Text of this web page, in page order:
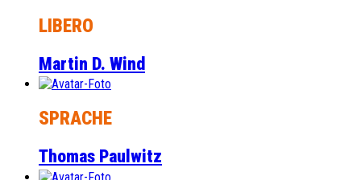
LIBERO
Martin D. Wind
SPRACHE
Thomas Paulwitz